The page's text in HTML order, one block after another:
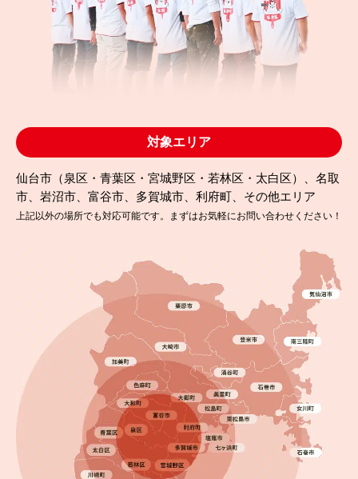
2022.02.22
仙台市で外壁塗装と屋根塗装！鮮やかグリーンで見
た目一新
完成日 2022.02.07
宮城野区で外壁塗装と屋根の雪対策！無機塗料とス
ノーZで安心施工
対象エリア
仙台市（泉区・青葉区・宮城野区・若林区・太白区）、名取
市、岩沼市、富谷市、多賀城市、利府町、その他エリア
上記以外の場所でも対応可能です。まずはお気軽にお問い合わせください！